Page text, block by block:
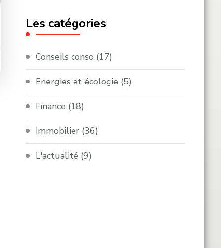
Les catégories
Conseils conso (17)
Energies et écologie (5)
Finance (18)
Immobilier (36)
L'actualité (9)